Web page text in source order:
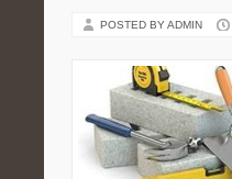
POSTED BY ADMIN